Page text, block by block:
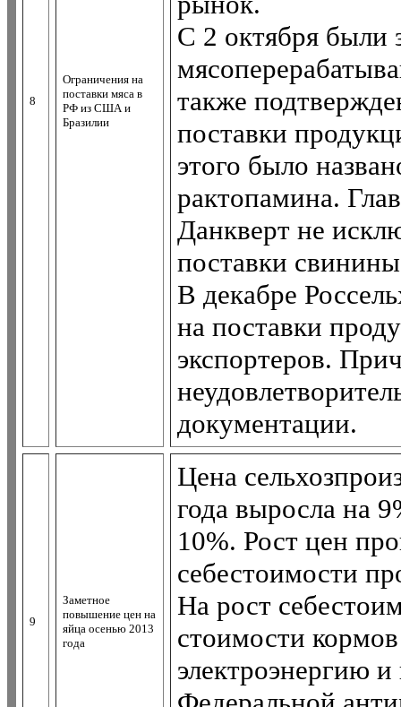
8
Ограничения на
поставки мяса в
РФ из США и
Бразилии
С 2 октября были
также
поставки
этого было
рактопамина.
Данкверт не
поставки
В декабре
на поставки
экспортеров.
документации.
9
Заметное
повышение цен на
яйца осенью 2013
года
Цена
года выросла на
10%. Рост цен
себестоимости
На рост
стоимости
электроэнергию